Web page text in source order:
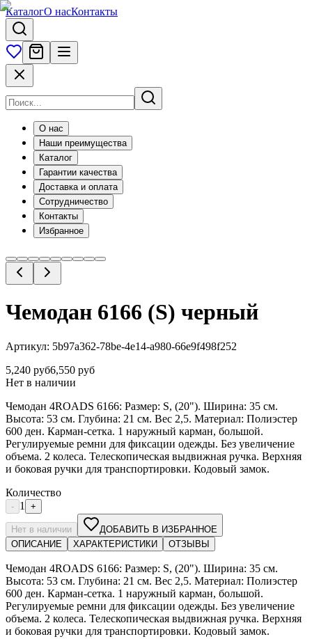
КаталогО насКонтакты
О нас
Наши преимущества
Каталог
Гарантии качества
Доставка и оплата
Сотрудничество
Контакты
Избранное
Чемодан 6166 (S) черный
Артикул: 5b97a362-78be-4e14-a980-66e9f498f252
5,240 руб6,550 руб
Нет в наличии
Чемодан 4ROADS 6166: Размер: S, (20"). Ширина: 35 см.
Высота: 53 см. Глубина: 21 см. Вес 2,5. Материал: Полиэстер
600 ден. Карман-сетка. 1 наружный карман, большой.
Регулируемые ремни для фиксации одежды. Без увеличение
объема. 2 колеса. Телескопическая выдвижная ручка. Верхняя
и боковая ручки для транспортировки. Кодовый замок.
Количество
- 1 +
Нет в наличии
ДОБАВИТЬ В ИЗБРАННОЕ
ОПИСАНИЕ
ХАРАКТЕРИСТИКИ ОТЗЫВЫ
Чемодан 4ROADS 6166: Размер: S, (20"). Ширина: 35 см.
Высота: 53 см. Глубина: 21 см. Вес 2,5. Материал: Полиэстер
600 ден. Карман-сетка. 1 наружный карман, большой.
Регулируемые ремни для фиксации одежды. Без увеличение
объема. 2 колеса. Телескопическая выдвижная ручка. Верхняя
и боковая ручки для транспортировки. Кодовый замок.